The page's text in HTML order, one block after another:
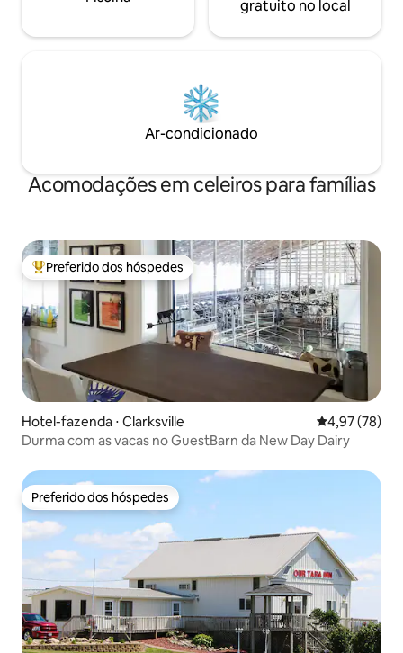
gratuito no local
Ar-condicionado
Acomodações em celeiros para famílias
Entre os melhores preferidos dos hóspedes
Preferido dos hóspedes
Hotel-fazenda ⋅ Clarksville 4,97 de uma
4,97 (78)
Durma com as vacas no GuestBarn da New Day Dairy
Preferido dos hóspedes
Preferido dos hóspedes